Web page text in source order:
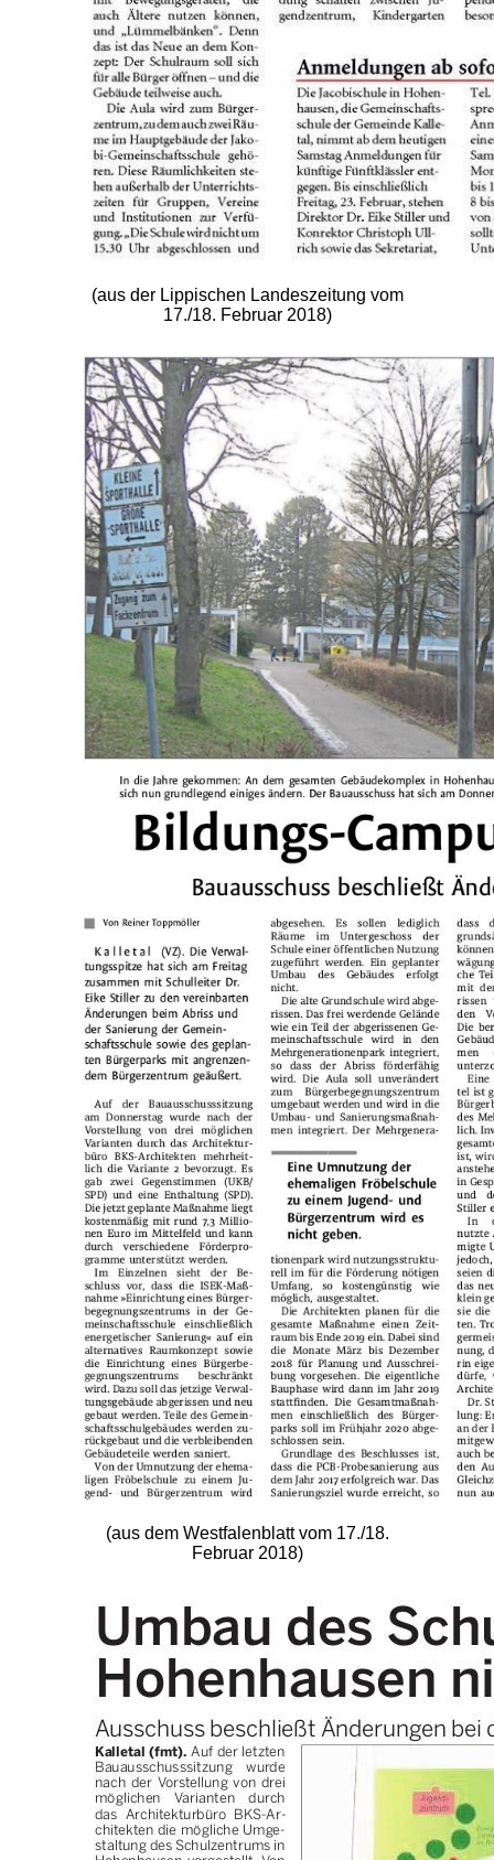
(aus der Lippischen Landeszeitung vom
17./18. Februar 2018)
(aus dem Westfalenblatt vom 17./18.
Februar 2018)